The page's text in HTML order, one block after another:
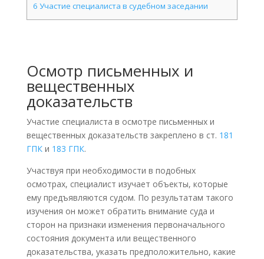
6 Участие специалиста в судебном заседании
Осмотр письменных и
вещественных
доказательств
Участие специалиста в осмотре письменных и
вещественных доказательств закреплено в ст. 181
ГПКи 183 ГПК.
Участвуя при необходимости в подобных
осмотрах, специалист изучает объекты, которые
ему предъявляются судом. По результатам такого
изучения он может обратить внимание суда и
сторон на признаки изменения первоначального
состояния документа или вещественного
доказательства, указать предположительно, какие